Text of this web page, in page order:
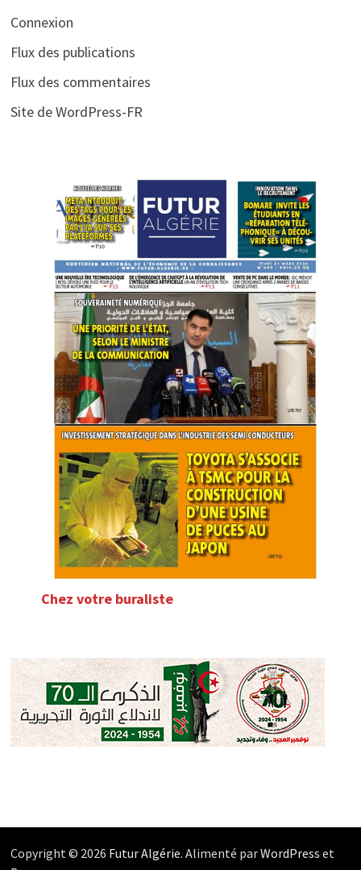
Connexion
Flux des publications
Flux des commentaires
Site de WordPress-FR
Chez votre buraliste
Copyright © 2026 Futur Algérie. Alimenté parWordPress et